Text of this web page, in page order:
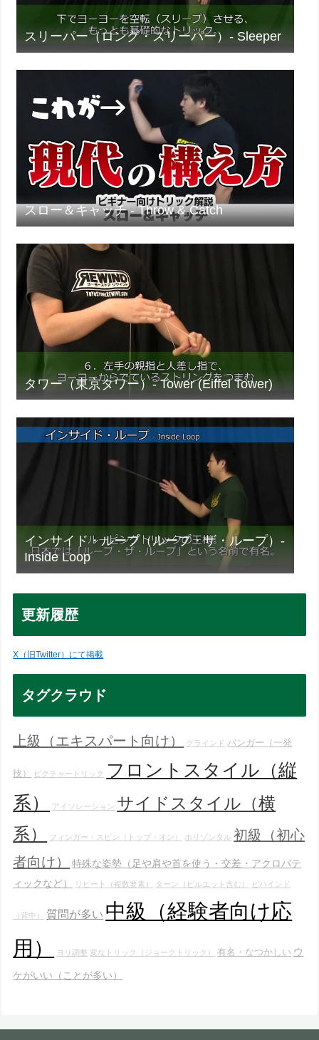
スリーパー（ロング・スリーパー）- Sleeper
スロー＆キャッチ - Throw & Catch
タワー（東京タワー）- Tower (Eiffel Tower)
インサイド・ループ（ループ・ザ・ループ）-
Inside Loop
更新履歴
X（旧Twitter）にて掲載
タグクラウド
上級（エキスパート向け） グラインド バンガー（一発
技） ピクチャートリック フロントスタイル（縦
系）
アイソレーション サイドスタイル（横
系）
フィンガー・スピン（トップ・オン） ホリゾンタル 初級（初心
者向け）
特殊な姿勢（足や肩や首を使う・交差・アクロバテ
ィックなど）
リピート（複数要素） ターン（ピルエット含む） ビハインド
（背中） 質問が多い 中級（経験者向け応
用）
ヨリ調整 変なトリック（ジョークトリック） 有名・なつかしい ウ
ケがいい（ことが多い）